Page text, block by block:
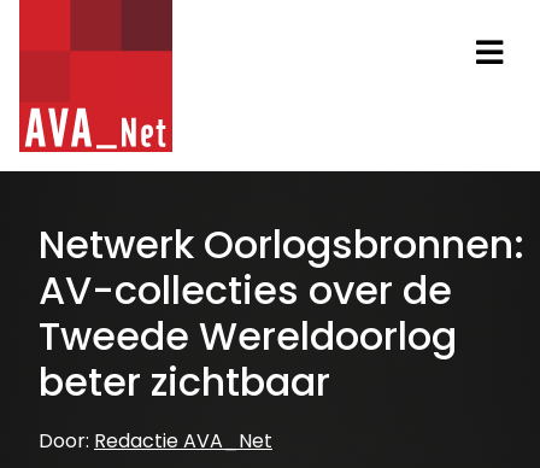
AVA_NET
Netwerk Oorlogsbronnen:
AV-collecties over de
Tweede Wereldoorlog
beter zichtbaar
Door: Redactie AVA_Net